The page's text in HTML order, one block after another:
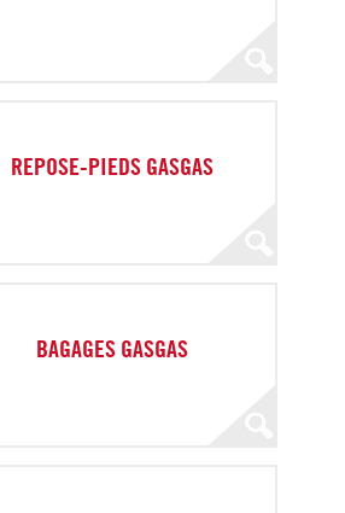
REPOSE-PIEDS GASGAS
BAGAGES GASGAS